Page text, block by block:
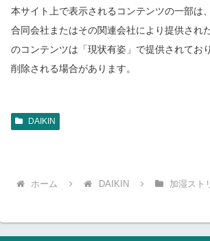
本サイト上で表示されるコンテンツの一部は
合同会社またはその関連会社により提供され
のコンテンツは「現状有姿」で提供されてお
削除される場合があります。
DAIKIN
ホーム DAIKIN 加湿スト